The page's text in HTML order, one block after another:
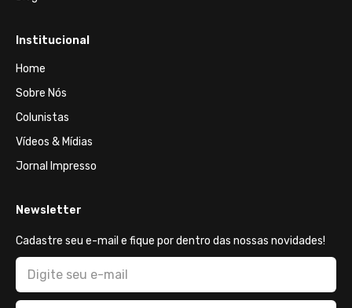
Institucional
Home
Sobre Nós
Colunistas
Vídeos & Mídias
Jornal Impresso
Newsletter
Cadastre seu e-mail e fique por dentro das nossas novidades!